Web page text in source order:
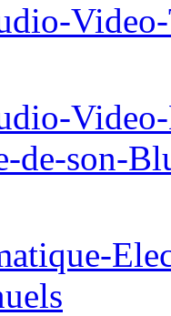
de-son-